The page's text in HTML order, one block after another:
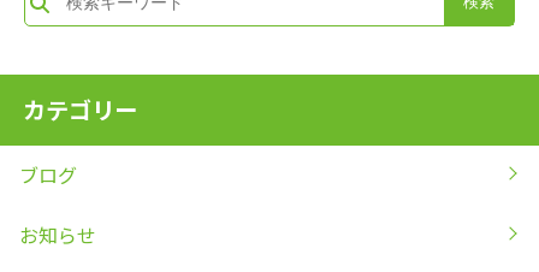
カテゴリー
ブログ
お知らせ